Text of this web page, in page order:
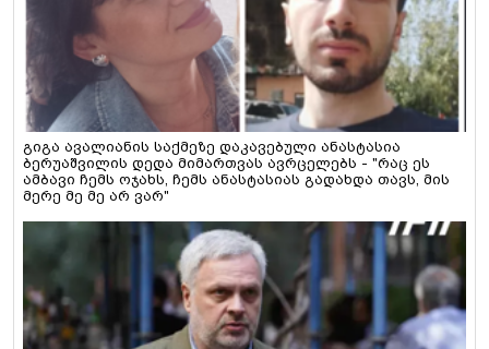
გიგა ავალიანის საქმეზე დაკავებული ანასტასია
ბერუაშვილის დედა მიმართვას ავრცელებს - "რაც ეს
ამბავი ჩემს ოჯახს, ჩემს ანასტასიას გადახდა თავს, მის
მერე მე მე არ ვარ"